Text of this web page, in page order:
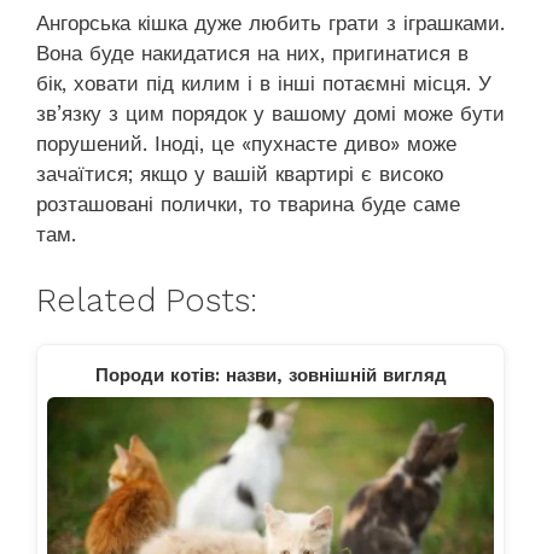
Ангорська кішка дуже любить грати з іграшками.
Вона буде накидатися на них, пригинатися в
бік, ховати під килим і в інші потаємні місця. У
зв’язку з цим порядок у вашому домі може бути
порушений. Іноді, це «пухнасте диво» може
зачаїтися; якщо у вашій квартирі є високо
розташовані полички, то тварина буде саме
там.
Related Posts:
Породи котів: назви, зовнішній вигляд